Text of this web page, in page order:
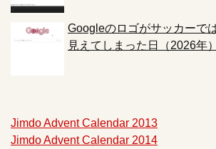
Googleのロゴがサッカーで
見えてしまった日（2026年）
Jimdo Advent Calendar 2013
Jimdo Advent Calendar 2014